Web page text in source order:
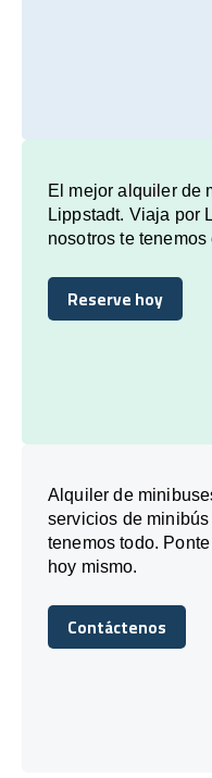
El mejor alquiler de
Lippstadt. Viaja por
nosotros te tenemos
Reserve hoy
Reserve hoy
Alquiler de
servicios de
tenemos todo.
hoy mismo.
Contáctenos
Contáctenos